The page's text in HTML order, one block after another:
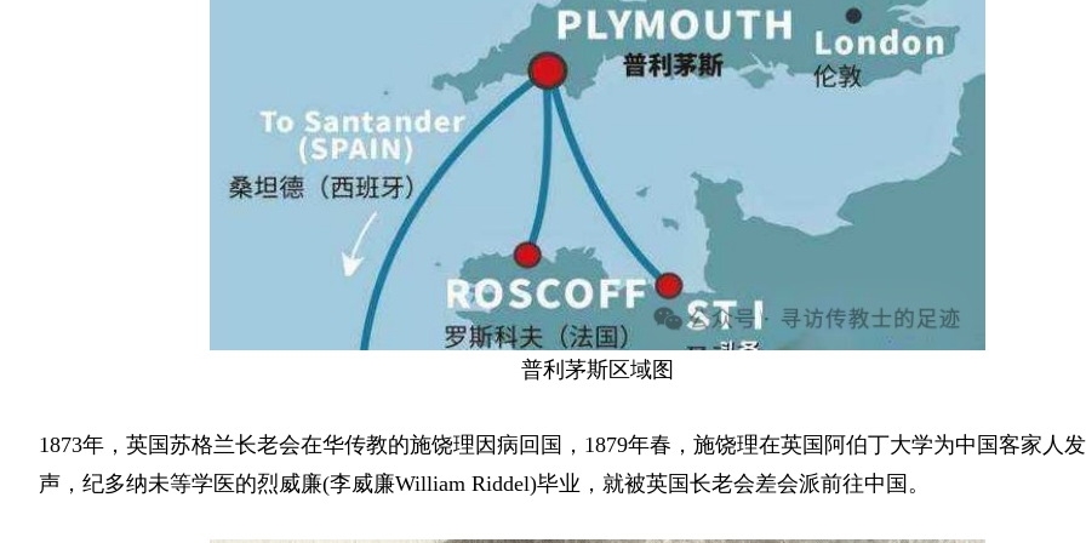
普利茅斯区域图
1873年，英国苏格兰长老会在华传教的施饶理因病回国，1879年春，施饶理在英国阿伯丁大学为中国客家人
声，纪多纳未等学医的烈威廉(李威廉William Riddel)毕业，就被英国长老会差会派前往中国。